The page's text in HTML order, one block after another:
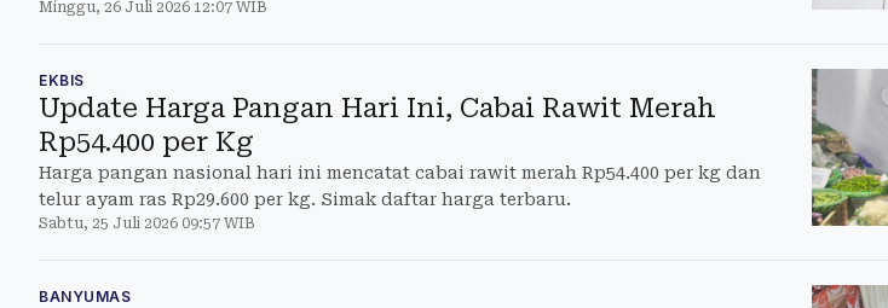
Minggu, 26 Juli 2026 12:07 WIB
EKBIS
Update Harga Pangan Hari Ini, Cabai Rawit Merah
Rp54.400 per Kg
Harga pangan nasional hari ini mencatat cabai rawit merah Rp54.400 per kg dan
telur ayam ras Rp29.600 per kg. Simak daftar harga terbaru.
Sabtu, 25 Juli 2026 09:57 WIB
BANYUMAS